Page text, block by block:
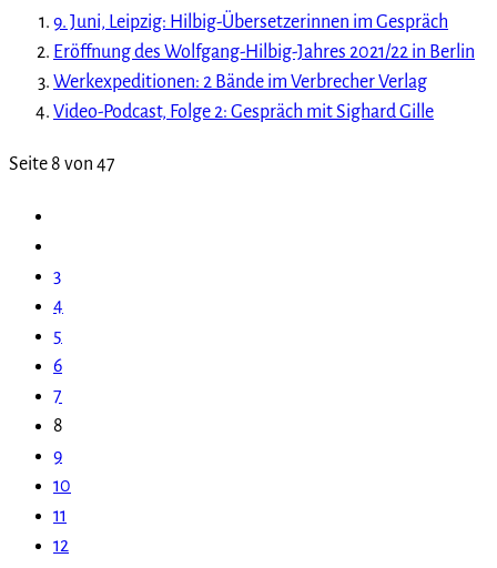
9. Juni, Leipzig: Hilbig-Übersetzerinnen im Gespräch
Eröffnung des Wolfgang-Hilbig-Jahres 2021/22 in Berlin
Werkexpeditionen: 2 Bände im Verbrecher Verlag
Video-Podcast, Folge 2: Gespräch mit Sighard Gille
Seite 8 von 47
3
4
5
6
7
8
9
10
11
12